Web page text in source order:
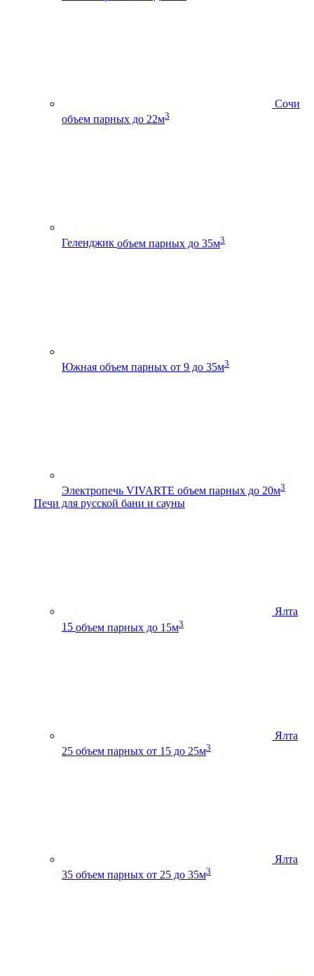
Сочи
объем парных до 22м3
Геленджик объем парных до 35м3
Южная объем парных от 9 до 35м3
Электропечь VIVARTE объем парных до 20м3
Печи для русской бани и сауны
Ялта
15 объем парных до 15м3
Ялта
25 объем парных от 15 до 25м3
Ялта
35 объем парных от 25 до 35м3